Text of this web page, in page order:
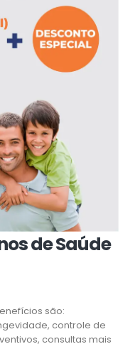
de Saúde
são:
controle de
consultas mais